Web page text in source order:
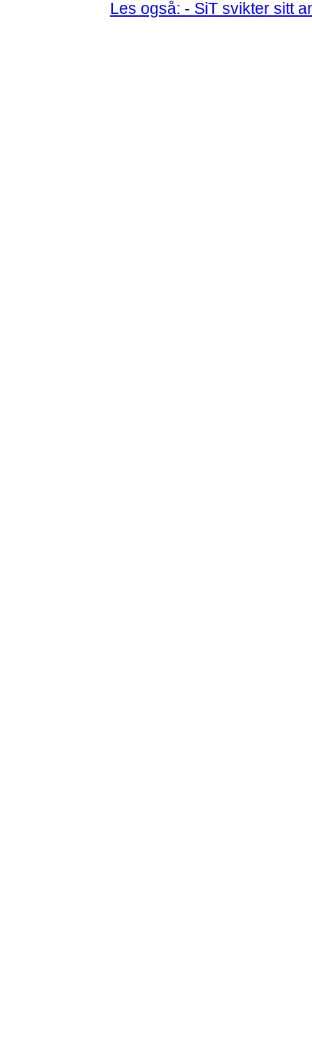
Les også: - SiT svikter sitt